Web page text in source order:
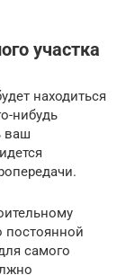
участка
находиться
нибудь
ваш
постоянной
самого